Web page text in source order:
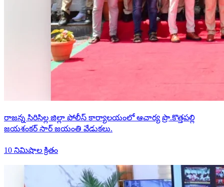
రాజన్న సిరిసిల్ల జిల్లా పోలీస్ కార్యాలయంలో ఆచార్య ప్రొ.కొత్తపల్లి
జయశంకర్ సార్ జయంతి వేడుకలు.
10 నిమిషాల క్రితం